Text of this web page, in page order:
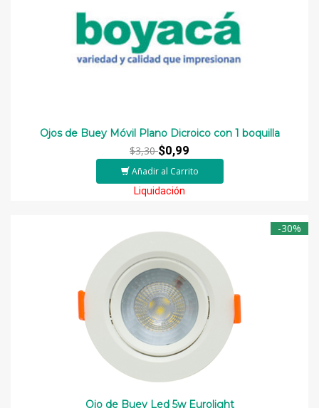
Ojos de Buey Móvil Plano Dicroico con 1 boquilla
$3,30$0,99
Añadir al Carrito
Liquidación
-30%
Ojo de Buey Led 5w Eurolight